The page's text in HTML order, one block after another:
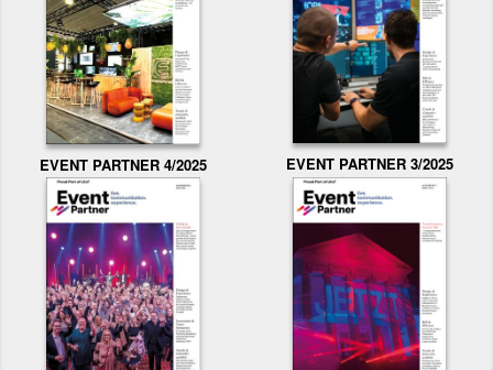
EVENT PARTNER 4/2025 EVENT PARTNER 3/2025